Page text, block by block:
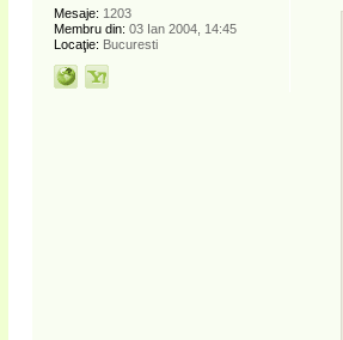
Mesaje: 1203
Membru din: 03 Ian 2004, 14:45
Locaţie: Bucuresti